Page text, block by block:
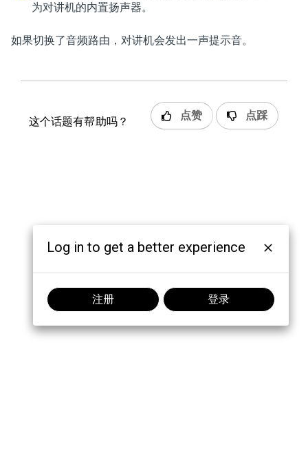
为对讲机的内置扬声器。
如果切换了音频路由，对讲机会发出一声提示音。
这个话题有帮助吗？ 点赞 点踩
Log in to get a better experience
注册 登录